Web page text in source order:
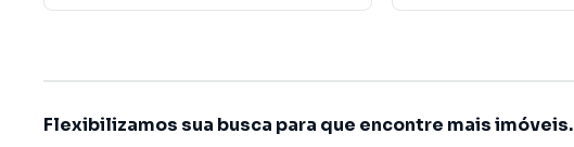
Flexibilizamos sua busca para que encontre mais imóveis.